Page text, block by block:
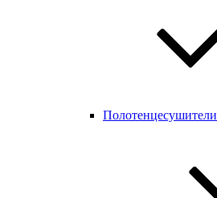
Полотенцесушители